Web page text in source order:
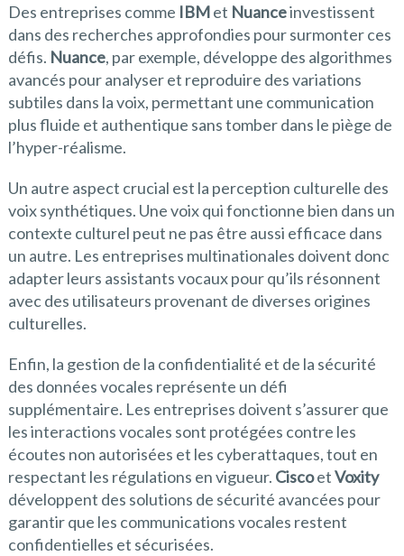
Des entreprises comme IBMet Nuanceinvestissent
dans des recherches approfondies pour surmonter ces
défis. Nuance, par exemple, développe des algorithmes
avancés pour analyser et reproduire des variations
subtiles dans la voix, permettant une communication
plus fluide et authentique sans tomber dans le piège de
l’hyper-réalisme.
Un autre aspect crucial est la perception culturelle des
voix synthétiques. Une voix qui fonctionne bien dans un
contexte culturel peut ne pas être aussi efficace dans
un autre. Les entreprises multinationales doivent donc
adapter leurs assistants vocaux pour qu’ils résonnent
avec des utilisateurs provenant de diverses origines
culturelles.
Enfin, la gestion de la confidentialité et de la sécurité
des données vocales représente un défi
supplémentaire. Les entreprises doivent s’assurer que
les interactions vocales sont protégées contre les
écoutes non autorisées et les cyberattaques, tout en
respectant les régulations en vigueur. CiscoetVoxity
développent des solutions de sécurité avancées pour
garantir que les communications vocales restent
confidentielles et sécurisées.